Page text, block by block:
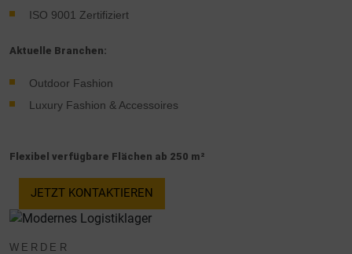
ISO 9001 Zertifiziert
Aktuelle Branchen:
Outdoor Fashion
Luxury Fashion & Accessoires
Flexibel verfügbare Flächen ab 250 m²
JETZT KONTAKTIEREN
WERDER